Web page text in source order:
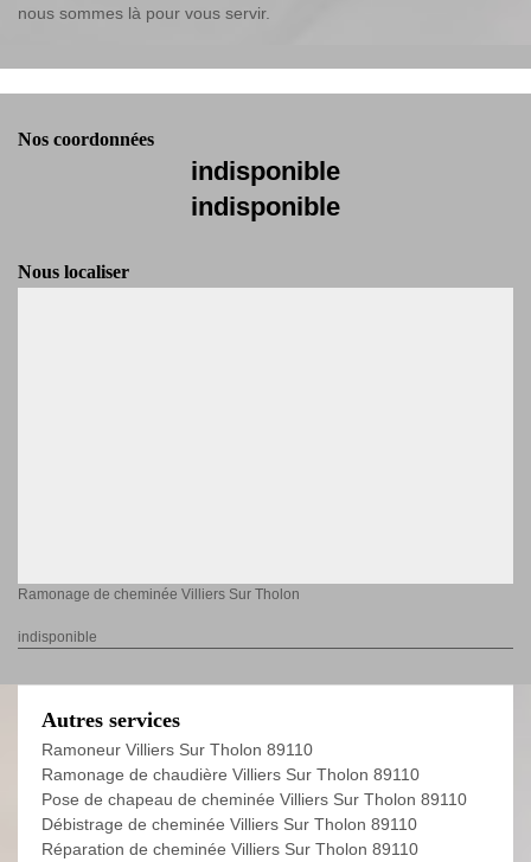
nous sommes là pour vous servir.
Nos coordonnées
indisponible
indisponible
Nous localiser
Ramonage de cheminée Villiers Sur Tholon
indisponible
Autres services
Ramoneur Villiers Sur Tholon 89110
Ramonage de chaudière Villiers Sur Tholon 89110
Pose de chapeau de cheminée Villiers Sur Tholon 89110
Débistrage de cheminée Villiers Sur Tholon 89110
Réparation de cheminée Villiers Sur Tholon 89110